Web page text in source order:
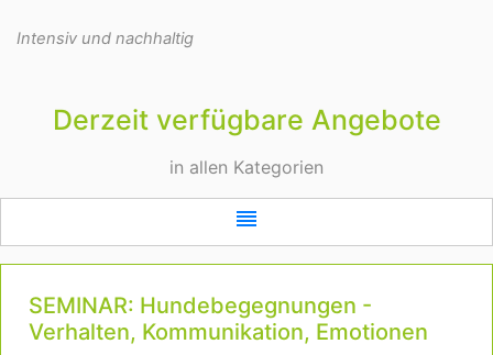
Intensiv und nachhaltig
Derzeit verfügbare Angebote
in allen Kategorien
reorder
SEMINAR: Hundebegegnungen -
Verhalten, Kommunikation, Emotionen